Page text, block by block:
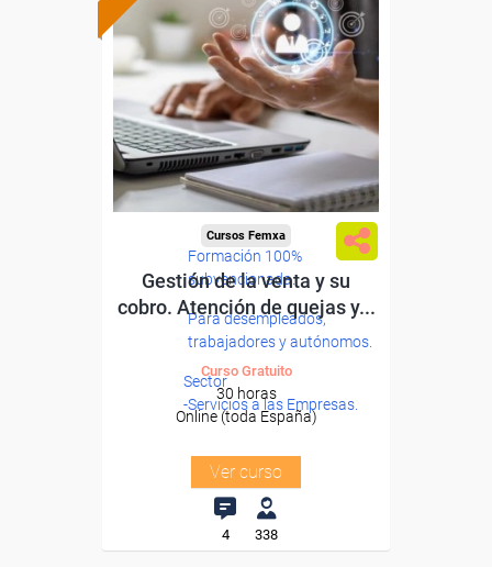
Formación 100%
subvencionada.
Para desempleados,
trabajadores y autónomos.
Sector
-Servicios a las Empresas.
Cursos Femxa
Gestión de la venta y su
cobro. Atención de quejas y...
Curso Gratuito
30 horas
Online (toda España)
Ver curso
4 338